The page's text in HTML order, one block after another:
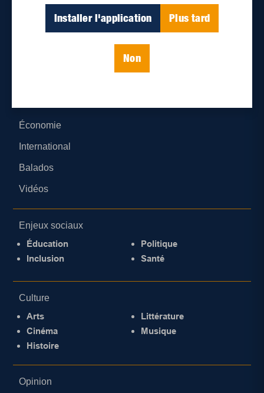
Installer l'application Plus tard
Non
Économie
International
Balados
Vidéos
Enjeux sociaux
Éducation
Inclusion
Politique
Santé
Culture
Arts
Cinéma
Histoire
Littérature
Musique
Opinion